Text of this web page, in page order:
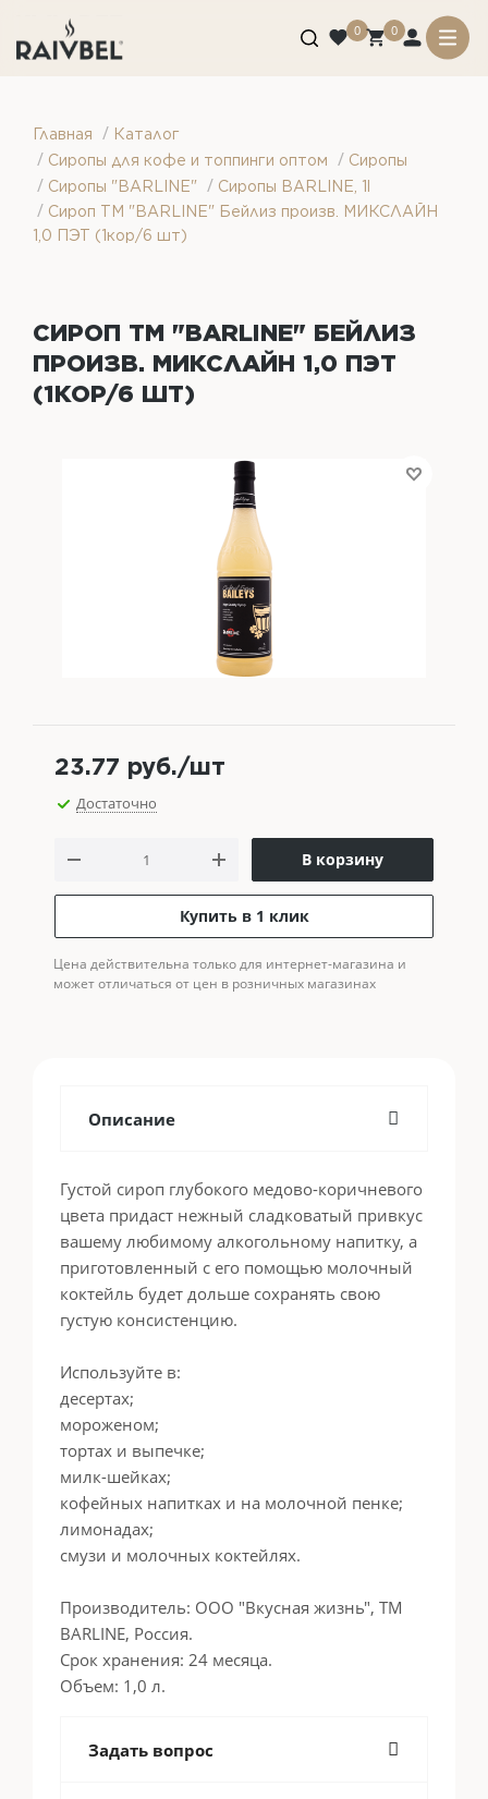
0 0
Главная / Каталог
/ Сиропы для кофе и топпинги оптом / Сиропы
/ Сиропы "BARLINE" / Сиропы BARLINE, 1l
/ Сироп ТМ "BARLINE" Бейлиз произв. МИКСЛАЙН
1,0 ПЭТ (1кор/6 шт)
СИРОП ТМ "BARLINE" БЕЙЛИЗ
ПРОИЗВ. МИКСЛАЙН 1,0 ПЭТ
(1КОР/6 ШТ)
23.77 руб./шт
Достаточно
В корзину
Купить в 1 клик
Цена действительна только для интернет-магазина и
может отличаться от цен в розничных магазинах
Описание
Густой сироп глубокого медово-коричневого
цвета придаст нежный сладковатый привкус
вашему любимому алкогольному напитку, а
приготовленный с его помощью молочный
коктейль будет дольше сохранять свою
густую консистенцию.
Используйте в:
десертах;
мороженом;
тортах и выпечке;
милк-шейках;
кофейных напитках и на молочной пенке;
лимонадах;
смузи и молочных коктейлях.
Производитель: ООО "Вкусная жизнь", ТМ
BARLINE, Россия.
Срок хранения: 24 месяца.
Объем: 1,0 л.
Задать вопрос